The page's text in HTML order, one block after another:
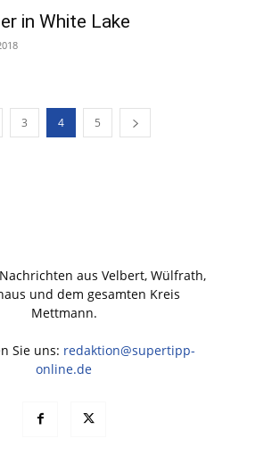
in White Lake
3 4 5
aus Velbert, Wülfrath,
und dem gesamten Kreis
Mettmann.
Sie uns: redaktion@supertipp-
online.de